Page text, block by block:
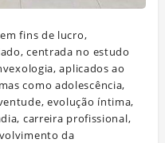
fins de lucro,
centrada no estudo
aplicados ao
como adolescência,
evolução íntima,
carreira profissional,
da